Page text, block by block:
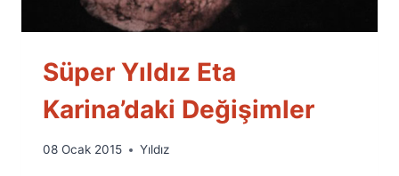
Süper Yıldız Eta
Karina’daki Değişimler
By
08 Ocak 2015 Yıldız